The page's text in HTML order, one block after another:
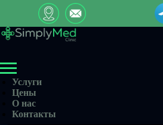
Услуги
Цены
О нас
Контакты